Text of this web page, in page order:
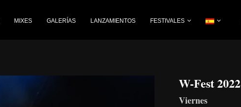
MIXES GALERÍAS LANZAMIENTOS FESTIVALES
W-Fest 2022
Viernes